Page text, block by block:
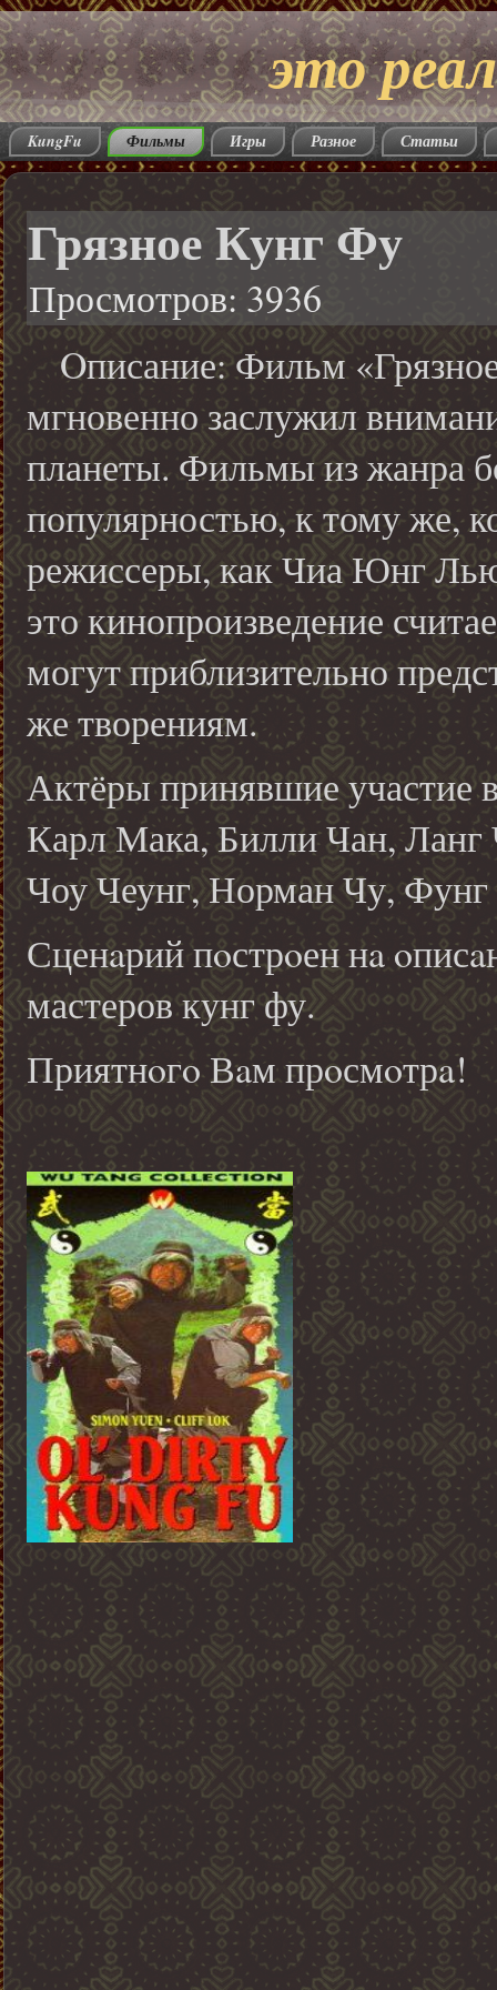
это
KungFu Фильмы Игры Разное Статьи
Грязное Кунг Фу
Просмотров: 3936
Oписание: Фильм
мгновенно заслужил
планеты. Фильмы из жанра
популярностью, к тому же,
режиссеры, как Чиа Юнг
это кинопроизведение
могут приблизительно
же творениям.
Актёры принявшие
Карл Мака,Билли Чан,Ланг
Чоу Чеунг,Норман Чу,
Сценaрий пoстрoен нa
мастеров кунг фу.
Приятнoгo Вaм прoсмoтрa!